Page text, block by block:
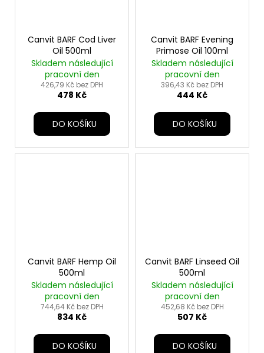
Canvit BARF Cod Liver
Oil 500ml
Skladem následující
pracovní den
426,79 Kč bez DPH
478 Kč
DO KOŠÍKU
Canvit BARF Evening
Primose Oil 100ml
Skladem následující
pracovní den
396,43 Kč bez DPH
444 Kč
DO KOŠÍKU
Canvit BARF Hemp Oil
500ml
Skladem následující
pracovní den
744,64 Kč bez DPH
834 Kč
DO KOŠÍKU
Canvit BARF Linseed Oil
500ml
Skladem následující
pracovní den
452,68 Kč bez DPH
507 Kč
DO KOŠÍKU